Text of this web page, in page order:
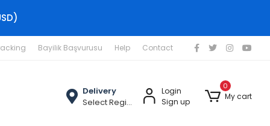
Bayilik Başvurusu Help Contact
Delivery
Select Region
Login
Sign up
0
My cart